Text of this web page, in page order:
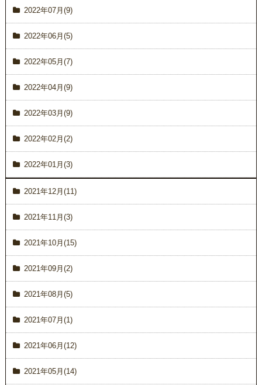
2022年07月(9)
2022年06月(5)
2022年05月(7)
2022年04月(9)
2022年03月(9)
2022年02月(2)
2022年01月(3)
2021年12月(11)
2021年11月(3)
2021年10月(15)
2021年09月(2)
2021年08月(5)
2021年07月(1)
2021年06月(12)
2021年05月(14)